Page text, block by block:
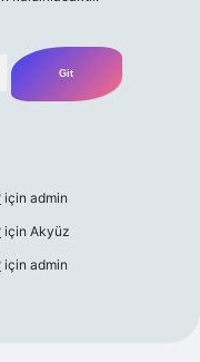
için admin
için Akyüz
için admin